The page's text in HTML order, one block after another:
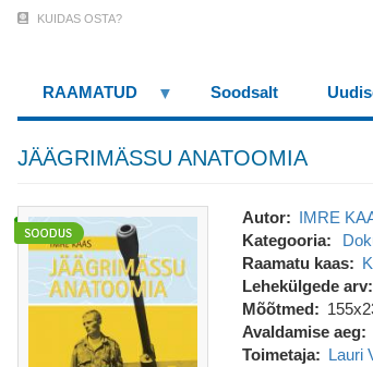
Menu
(logged
KUIDAS OSTA?
RAAMATUD Soodsalt
JÄÄGRIMÄSSU ANATOOMIA
Autor
IMRE
Kategooria
Raamatu kaas
Lehekülgede arv
Mõõtmed
Avaldamise aeg
Toimetaja
Lauri